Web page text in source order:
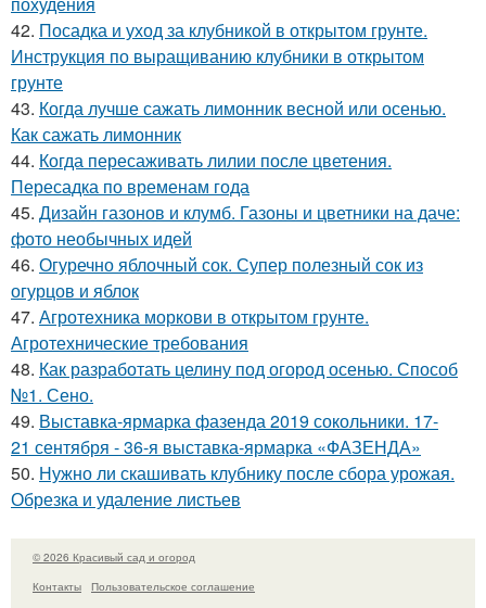
42. Посадка и уход за клубникой в открытом грунте.
Инструкция по выращиванию клубники в открытом
грунте
43. Когда лучше сажать лимонник весной или осенью.
Как сажать лимонник
44. Когда пересаживать лилии после цветения.
Пересадка по временам года
45. Дизайн газонов и клумб. Газоны и цветники на даче:
фото необычных идей
46. Огуречно яблочный сок. Супер полезный сок из
огурцов и яблок
47. Агротехника моркови в открытом грунте.
Агротехнические требования
48. Как разработать целину под огород осенью. Способ
№1. Сено.
49. Выставка-ярмарка фазенда 2019 сокольники. 17-
21 сентября - 36-я выставка-ярмарка «ФАЗЕНДА»
50. Нужно ли скашивать клубнику после сбора урожая.
Обрезка и удаление листьев
© 2026 Красивый сад и огород
Контакты
Пользовательское соглашение